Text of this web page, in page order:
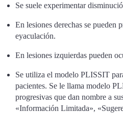
Se suele experimentar
En lesiones derechas se pueden
eyaculación.
En lesiones izquierdas pueden
Se utiliza el modelo PLISSIT
pacientes. Se le llama modelo
progresivas que dan nombre a
«Información Limitada»,